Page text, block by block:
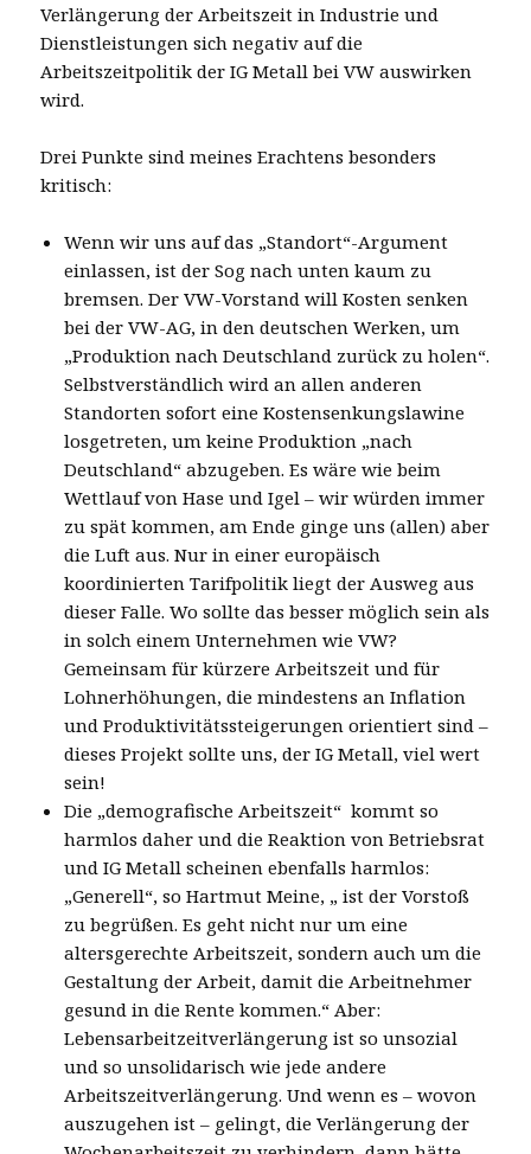
Verlängerung der Arbeitszeit in Industrie und
Dienstleistungen sich negativ auf die
Arbeitszeitpolitik der IG Metall bei VW auswirken
wird.
Drei Punkte sind meines Erachtens besonders
kritisch:
Wenn wir uns auf das „Standort“-Argument
einlassen, ist der Sog nach unten kaum zu
bremsen. Der VW-Vorstand will Kosten senken
bei der VW-AG, in den deutschen Werken, um
„Produktion nach Deutschland zurück zu holen“.
Selbstverständlich wird an allen anderen
Standorten sofort eine Kostensenkungslawine
losgetreten, um keine Produktion „nach
Deutschland“ abzugeben. Es wäre wie beim
Wettlauf von Hase und Igel – wir würden immer
zu spät kommen, am Ende ginge uns (allen) aber
die Luft aus. Nur in einer europäisch
koordinierten Tarifpolitik liegt der Ausweg aus
dieser Falle. Wo sollte das besser möglich sein als
in solch einem Unternehmen wie VW?
Gemeinsam für kürzere Arbeitszeit und für
Lohnerhöhungen, die mindestens an Inflation
und Produktivitätssteigerungen orientiert sind –
dieses Projekt sollte uns, der IG Metall, viel wert
sein!
Die „demografische Arbeitszeit“ kommt so
harmlos daher und die Reaktion von Betriebsrat
und IG Metall scheinen ebenfalls harmlos:
„Generell“, so Hartmut Meine, „ ist der Vorstoß
zu begrüßen. Es geht nicht nur um eine
altersgerechte Arbeitszeit, sondern auch um die
Gestaltung der Arbeit, damit die Arbeitnehmer
gesund in die Rente kommen.“ Aber:
Lebensarbeitzeitverlängerung ist so unsozial
und so unsolidarisch wie jede andere
Arbeitszeitverlängerung. Und wenn es – wovon
auszugehen ist – gelingt, die Verlängerung der